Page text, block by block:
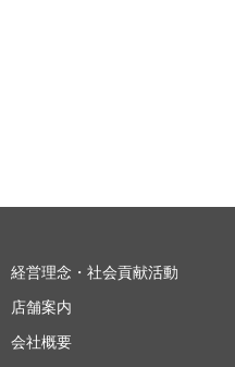
経営理念・社会貢献活動
店舗案内
会社概要